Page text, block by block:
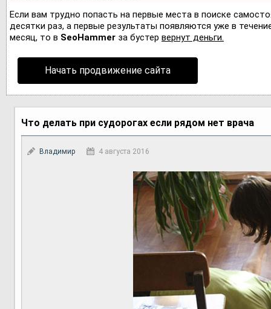
Если вам трудно попасть на первые места в поиске
десятки раз, а первые результаты появляются уже в
месяц, то в SeoHammer за бустер вернут деньги.
Начать продвижение сайта
Что делать при судорогах если рядом нет врача
Владимир 4 августа 2016